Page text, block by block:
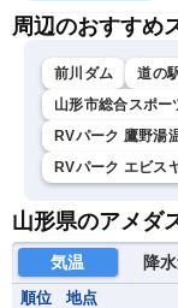
周辺のおすすめ
前川ダム 道の
山形市総合スポー
RVパーク 鷹野湯
RVパーク エビス
山形県のアメダ
気温 降
順位 地点